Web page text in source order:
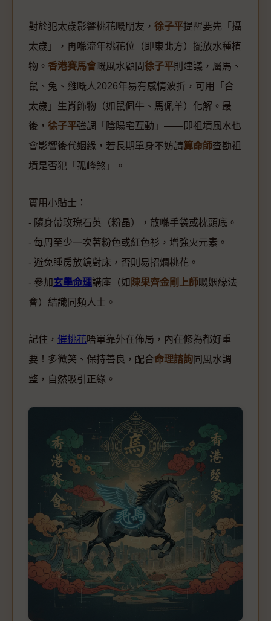
對於犯太歲影響桃花嘅朋友， 徐子平提醒要先「攝
太歲」，再喺流年桃花位（即東北方）擺放水種植
物。 香港賽馬會嘅風水顧問徐子平則建議，屬馬、
鼠、兔、雞嘅人2026年易有感情波折，可用「合
太歲」生肖飾物（如鼠佩牛、馬佩羊）化解。最
後， 徐子平強調「陰陽宅互動」——即祖墳風水也
會影響後代姻緣，若長期單身不妨請算命師查勘祖
墳是否犯「孤峰煞」。
實用小貼士：
- 隨身帶玫瑰石英（粉晶），放喺手袋或枕頭底。
- 每周至少一次著粉色或紅色衫，增強火元素。
- 避免睡房放鏡對床，否則易招爛桃花。
- 參加玄學命理講座（如 陳果齊金剛上師嘅姻緣法
會）結識同頻人士。
記住， 催桃花唔單靠外在佈局，內在修為都好重
要！多微笑、保持善良，配合命理諮詢 同風水調
整，自然吸引正緣。